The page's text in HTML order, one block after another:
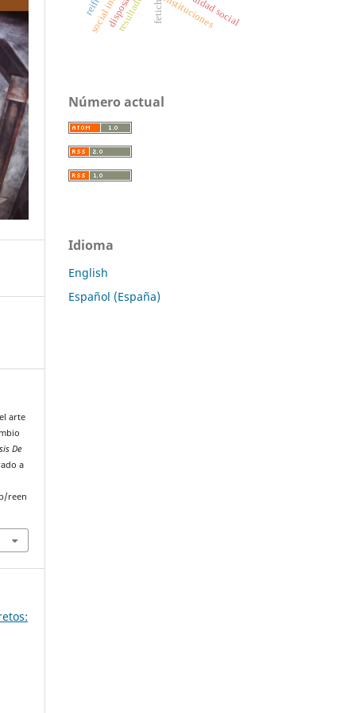
arte
De
a
reen
instituciones
disposal
Número actual
Idioma
English
Español (España)